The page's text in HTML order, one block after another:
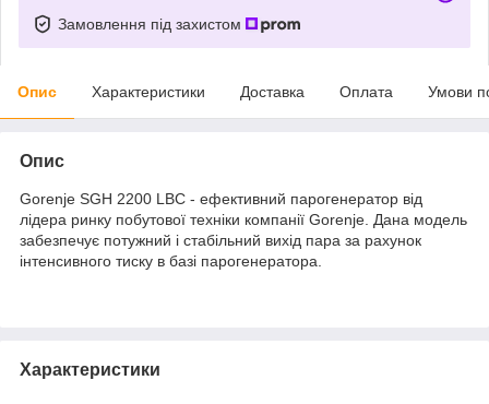
Замовлення під захистом
Опис Характеристики Доставка Оплата Умови
Опис
Gorenje SGH 2200 LBC - ефективний парогенератор від
лідера ринку побутової техніки компанії Gorenje. Дана модель
забезпечує потужний і стабільний вихід пара за рахунок
інтенсивного тиску в базі парогенератора.
Характеристики